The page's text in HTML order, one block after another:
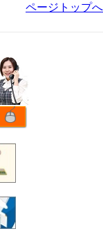
ページトップへ